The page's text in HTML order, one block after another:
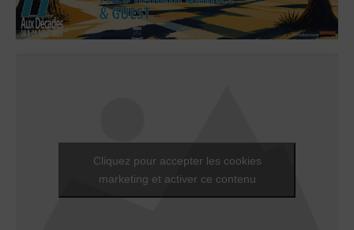
Cliquez pour accepter les cookies
marketing et activer ce contenu